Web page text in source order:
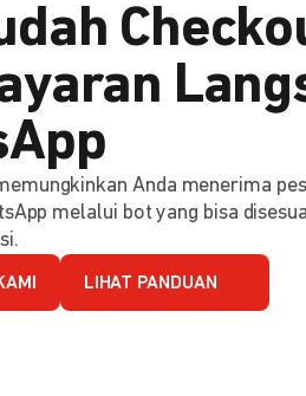
Anda menerima
melalui bot yang bisa
LIHAT PANDUAN